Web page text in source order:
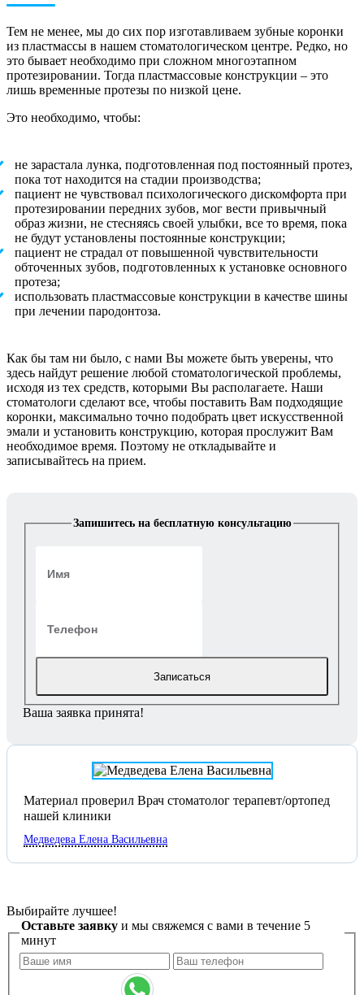
Тем не менее, мы до сих пор изготавливаем зубные коронки
из пластмассы в нашем стоматологическом центре. Редко, но
это бывает необходимо при сложном многоэтапном
протезировании. Тогда пластмассовые конструкции – это
лишь временные протезы по низкой цене.
Это необходимо, чтобы:
не зарастала лунка, подготовленная под постоянный протез,
пока тот находится на стадии производства;
пациент не чувствовал психологического дискомфорта при
протезировании передних зубов, мог вести привычный
образ жизни, не стесняясь своей улыбки, все то время, пока
не будут установлены постоянные конструкции;
пациент не страдал от повышенной чувствительности
обточенных зубов, подготовленных к установке основного
протеза;
использовать пластмассовые конструкции в качестве шины
при лечении пародонтоза.
Как бы там ни было, с нами Вы можете быть уверены, что
здесь найдут решение любой стоматологической проблемы,
исходя из тех средств, которыми Вы располагаете. Наши
стоматологи сделают все, чтобы поставить Вам подходящие
коронки, максимально точно подобрать цвет искусственной
эмали и установить конструкцию, которая прослужит Вам
необходимое время. Поэтому не откладывайте и
записывайтесь на прием.
Запишитесь на бесплатную консультацию
Записаться
Ваша заявка принята!
Материал проверил Врач стоматолог терапевт/ортопед
нашей клиники
Медведева Елена Васильевна
Выбирайте лучшее!
Оставьте заявку и мы свяжемся с вами в течение 5
минут